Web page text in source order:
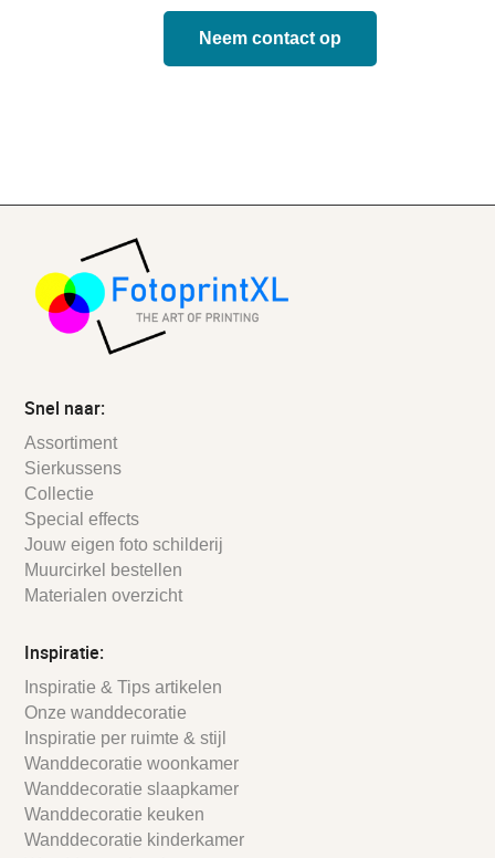
Neem contact op
Snel naar:
Assortiment
Sierkussens
Collectie
Special effects
Jouw eigen foto schilderij
Muurcirkel bestellen
Materialen overzicht
Inspiratie:
Inspiratie & Tips artikelen
Onze wanddecoratie
Inspiratie per ruimte & stijl
Wanddecoratie woonkamer
Wanddecoratie slaapkamer
Wanddecoratie keuken
Wanddecoratie kinderkamer